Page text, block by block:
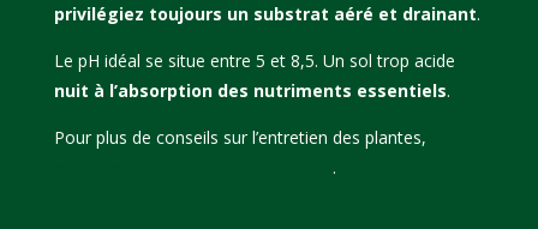
privilégiez toujours un substrat aéré et drainant.
Le pH idéal se situe entre 5 et 8,5. Un sol trop acide
nuit à l’absorption des nutriments essentiels.
Pour plus de conseils sur l’entretien des plantes,
.